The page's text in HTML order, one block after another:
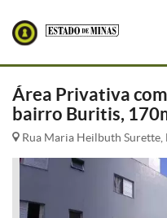
Área Privativa
bairro Buritis,
Rua Maria Heilbuth